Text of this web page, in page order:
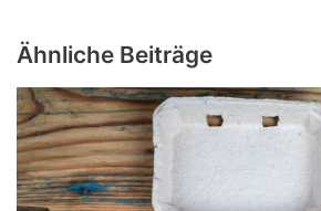
Ähnliche Beiträge